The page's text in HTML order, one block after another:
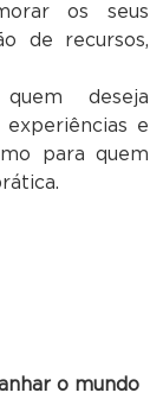
os seus
de recursos,
deseja
e
para quem
o mundo